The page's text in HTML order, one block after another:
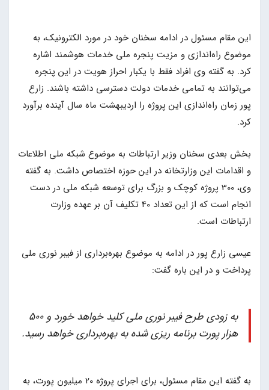
این مقام مسئول در ادامه سخنان خود در مورد الکترونیک، به
موضوع راه‌اندازی و مزیت پنجره ملی خدمات هوشمند اشاره
کرد. به گفته وی افراد فقط با یکبار احراز هویت در این پنجره
می‌توانند به تمامی خدمات دولت دسترسی داشته باشند. زارع
پور زمان راه‌اندازی این پروژه را اردیبهشت ماه سال آینده برآورد
کرد.
بخش بعدی سخنان وزیر ارتباطات به موضوع شبکه ملی اطلاعات
و اقدامات این وزارتخانه در این حوزه اختصاص داشت. به گفته
وی، 300 پروژه کوچک و بزرگ برای توسعه شبکه ملی در دست
انجام است که از این تعداد 40 تکلیف آن بر عهده وزارت
ارتباطات است.
عیسی زارع پور در ادامه به موضوع بهره‌برداری از فیبر نوری ملی
پرداخت و در این باره گفت:
به زودی طرح فیبر نوری ملی کلید خواهد خورد و 500
هزار پورت برنامه ریزی شده به بهره‌برداری خواهد رسید.
به گفته این مقام مسئول، برای اجرای پروژه 20 میلیون پورت، به